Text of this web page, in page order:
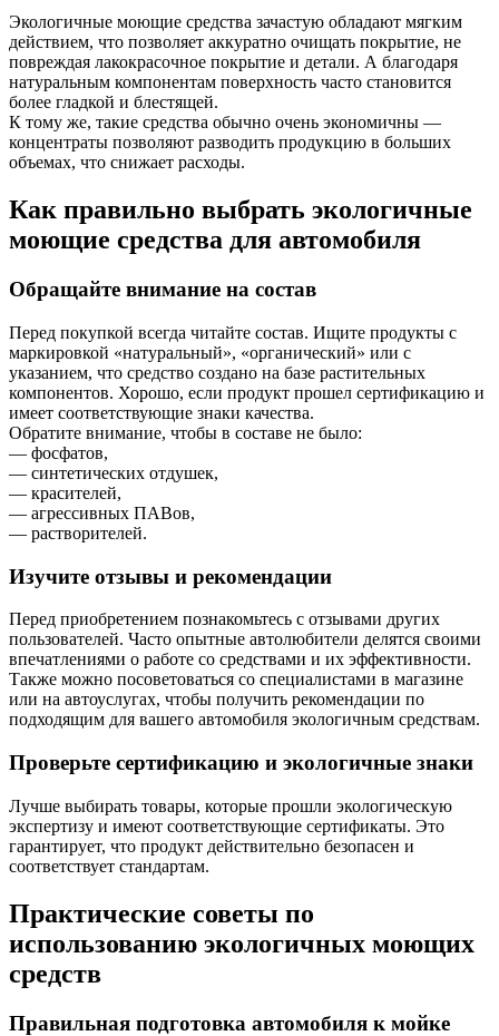
Экологичные моющие средства зачастую обладают мягким
действием, что позволяет аккуратно очищать покрытие, не
повреждая лакокрасочное покрытие и детали. А благодаря
натуральным компонентам поверхность часто становится
более гладкой и блестящей.
К тому же, такие средства обычно очень экономичны —
концентраты позволяют разводить продукцию в больших
объемах, что снижает расходы.
Как правильно выбрать экологичные
моющие средства для автомобиля
Обращайте внимание на состав
Перед покупкой всегда читайте состав. Ищите продукты с
маркировкой «натуральный», «органический» или с
указанием, что средство создано на базе растительных
компонентов. Хорошо, если продукт прошел сертификацию и
имеет соответствующие знаки качества.
Обратите внимание, чтобы в составе не было:
— фосфатов,
— синтетических отдушек,
— красителей,
— агрессивных ПАВов,
— растворителей.
Изучите отзывы и рекомендации
Перед приобретением познакомьтесь с отзывами других
пользователей. Часто опытные автолюбители делятся своими
впечатлениями о работе со средствами и их эффективности.
Также можно посоветоваться со специалистами в магазине
или на автоуслугах, чтобы получить рекомендации по
подходящим для вашего автомобиля экологичным средствам.
Проверьте сертификацию и экологичные знаки
Лучше выбирать товары, которые прошли экологическую
экспертизу и имеют соответствующие сертификаты. Это
гарантирует, что продукт действительно безопасен и
соответствует стандартам.
Практические советы по
использованию экологичных моющих
средств
Правильная подготовка автомобиля к мойке